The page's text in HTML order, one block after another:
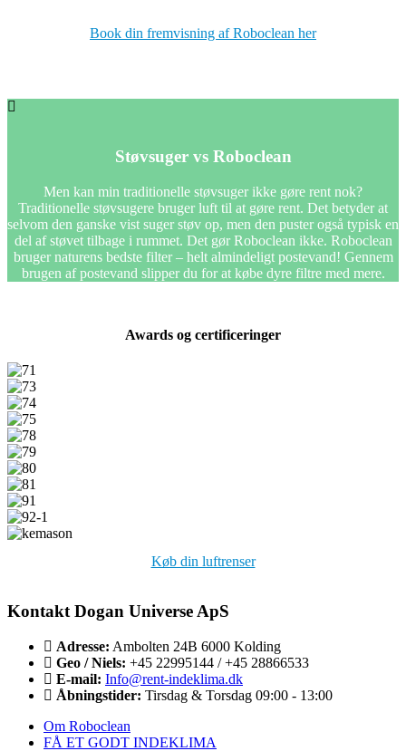
Book din fremvisning af Roboclean her
Støvsuger vs Roboclean
Men kan min traditionelle støvsuger ikke gøre rent nok?
Traditionelle støvsugere bruger luft til at gøre rent. Det betyder at
selvom den ganske vist suger støv op, men den puster også typisk en
del af støvet tilbage i rummet. Det gør Roboclean ikke. Roboclean
bruger naturens bedste filter – helt almindeligt postevand! Gennem
brugen af postevand slipper du for at købe dyre filtre med mere.
Awards og certificeringer
Køb din luftrenser
Kontakt Dogan Universe ApS
Adresse: Ambolten 24B 6000 Kolding
Geo / Niels: +45 22995144 / +45 28866533
E-mail: Info@rent-indeklima.dk
Åbningstider: Tirsdag & Torsdag 09:00 - 13:00
Om Roboclean
FÅ ET GODT INDEKLIMA